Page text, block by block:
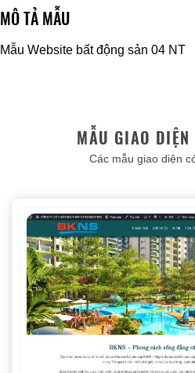
MÔ TẢ MẪU
Mẫu Website bất động sản 04 NT
MẪU GIAO
Các mẫu giao diện